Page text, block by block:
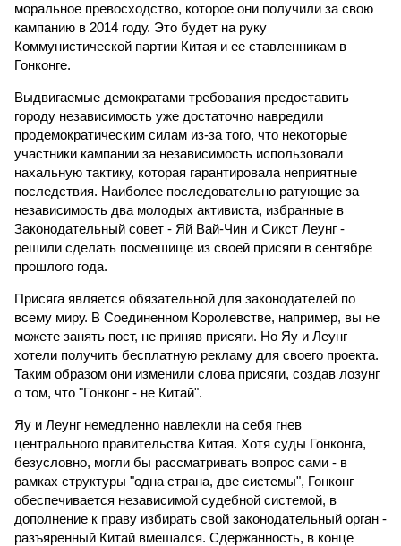
моральное превосходство, которое они получили за свою
кампанию в 2014 году. Это будет на руку
Коммунистической партии Китая и ее ставленникам в
Гонконге.
Выдвигаемые демократами требования предоставить
городу независимость уже достаточно навредили
продемократическим силам из-за того, что некоторые
участники кампании за независимость использовали
нахальную тактику, которая гарантировала неприятные
последствия. Наиболее последовательно ратующие за
независимость два молодых активиста, избранные в
Законодательный совет - Яй Вай-Чин и Сикст Леунг -
решили сделать посмешище из своей присяги в сентябре
прошлого года.
Присяга является обязательной для законодателей по
всему миру. В Соединенном Королевстве, например, вы не
можете занять пост, не приняв присяги. Но Яу и Леунг
хотели получить бесплатную рекламу для своего проекта.
Таким образом они изменили слова присяги, создав лозунг
о том, что "Гонконг - не Китай".
Яу и Леунг немедленно навлекли на себя гнев
центрального правительства Китая. Хотя суды Гонконга,
безусловно, могли бы рассматривать вопрос сами - в
рамках структуры "одна страна, две системы", Гонконг
обеспечивается независимой судебной системой, в
дополнение к праву избирать свой законодательный орган -
разъяренный Китай вмешался. Сдержанность, в конце